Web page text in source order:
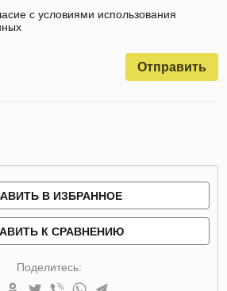
с условиями использования
Отправить
В ИЗБРАННОЕ
К СРАВНЕНИЮ
Поделитесь: